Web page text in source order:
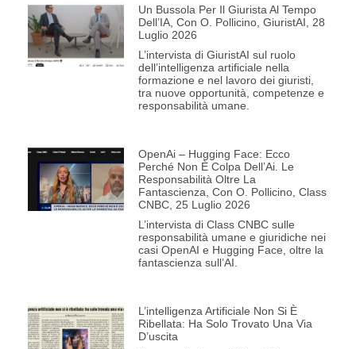
Un Bussola Per Il Giurista Al Tempo
Dell’IA, Con O. Pollicino, GiuristAI, 28
Luglio 2026
L’intervista di GiuristAI sul ruolo
dell’intelligenza artificiale nella
formazione e nel lavoro dei giuristi,
tra nuove opportunità, competenze e
responsabilità umane.
OpenAi – Hugging Face: Ecco
Perché Non È Colpa Dell’Ai. Le
Responsabilità Oltre La
Fantascienza, Con O. Pollicino, Class
CNBC, 25 Luglio 2026
L’intervista di Class CNBC sulle
responsabilità umane e giuridiche nei
casi OpenAI e Hugging Face, oltre la
fantascienza sull’AI.
L’intelligenza Artificiale Non Si È
Ribellata: Ha Solo Trovato Una Via
D’uscita